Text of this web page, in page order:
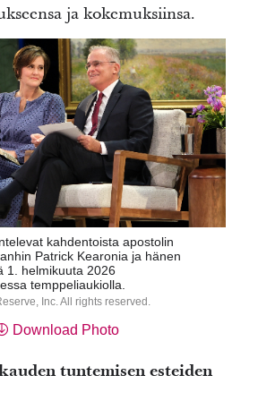
ja kokemuksiinsa.
kahdentoista apostolin
Patrick Kearonia ja hänen
1. helmikuuta 2026
temppeliaukiolla.
Inc. All rights reserved.
Download Photo
tuntemisen esteiden